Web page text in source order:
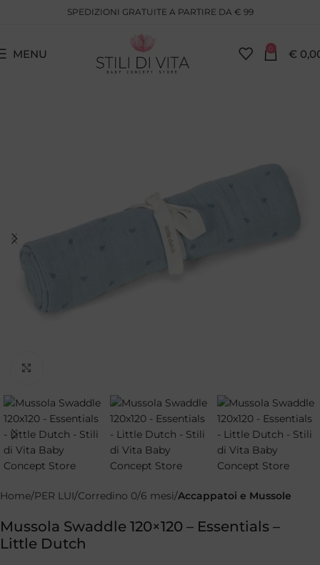
SPEDIZIONI GRATUITE A PARTIRE DA € 99
MENU 0 €
Home PER LUI Corredino 0/6 mesi Accappatoi e Mussole
Mussola Swaddle 120×120 – Essentials –
Little Dutch